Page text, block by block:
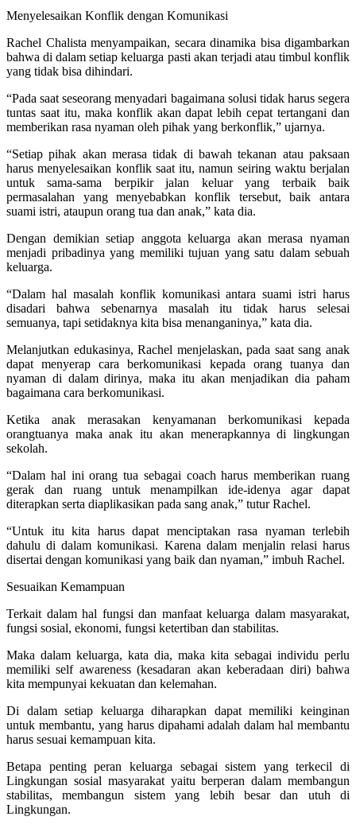
Menyelesaikan Konflik dengan Komunikasi
Rachel Chalista menyampaikan, secara dinamika bisa digambarkan
bahwa di dalam setiap keluarga pasti akan terjadi atau timbul konflik
yang tidak bisa dihindari.
“Pada saat seseorang menyadari bagaimana solusi tidak harus segera
tuntas saat itu, maka konflik akan dapat lebih cepat tertangani dan
memberikan rasa nyaman oleh pihak yang berkonflik,” ujarnya.
“Setiap pihak akan merasa tidak di bawah tekanan atau paksaan
harus menyelesaikan konflik saat itu, namun seiring waktu berjalan
untuk sama-sama berpikir jalan keluar yang terbaik baik
permasalahan yang menyebabkan konflik tersebut, baik antara
suami istri, ataupun orang tua dan anak,” kata dia.
Dengan demikian setiap anggota keluarga akan merasa nyaman
menjadi pribadinya yang memiliki tujuan yang satu dalam sebuah
keluarga.
“Dalam hal masalah konflik komunikasi antara suami istri harus
disadari bahwa sebenarnya masalah itu tidak harus selesai
semuanya, tapi setidaknya kita bisa menanganinya,” kata dia.
Melanjutkan edukasinya, Rachel menjelaskan, pada saat sang anak
dapat menyerap cara berkomunikasi kepada orang tuanya dan
nyaman di dalam dirinya, maka itu akan menjadikan dia paham
bagaimana cara berkomunikasi.
Ketika anak merasakan kenyamanan berkomunikasi kepada
orangtuanya maka anak itu akan menerapkannya di lingkungan
sekolah.
“Dalam hal ini orang tua sebagai coach harus memberikan ruang
gerak dan ruang untuk menampilkan ide-idenya agar dapat
diterapkan serta diaplikasikan pada sang anak,” tutur Rachel.
“Untuk itu kita harus dapat menciptakan rasa nyaman terlebih
dahulu di dalam komunikasi. Karena dalam menjalin relasi harus
disertai dengan komunikasi yang baik dan nyaman,” imbuh Rachel.
Sesuaikan Kemampuan
Terkait dalam hal fungsi dan manfaat keluarga dalam masyarakat,
fungsi sosial, ekonomi, fungsi ketertiban dan stabilitas.
Maka dalam keluarga, kata dia, maka kita sebagai individu perlu
memiliki self awareness (kesadaran akan keberadaan diri) bahwa
kita mempunyai kekuatan dan kelemahan.
Di dalam setiap keluarga diharapkan dapat memiliki keinginan
untuk membantu, yang harus dipahami adalah dalam hal membantu
harus sesuai kemampuan kita.
Betapa penting peran keluarga sebagai sistem yang terkecil di
Lingkungan sosial masyarakat yaitu berperan dalam membangun
stabilitas, membangun sistem yang lebih besar dan utuh di
Lingkungan.